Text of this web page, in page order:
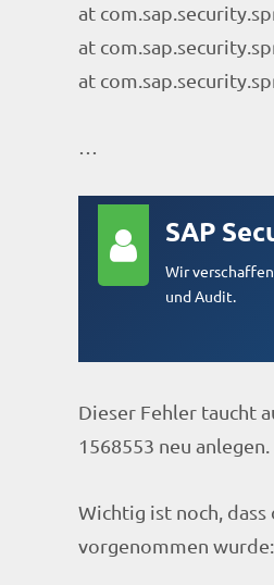
at
at
at
SAP
Wir
und Audit.
Dieser Fehler taucht
1568553 neu anlegen.
Wichtig ist noch,
vorgenommen wurde: